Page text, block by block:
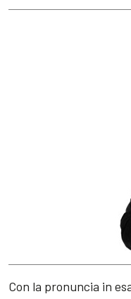
Con la pronuncia in